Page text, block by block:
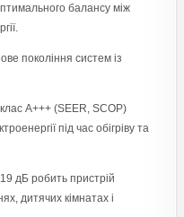
балансу між
покоління систем із
клас A+++ (SEER, SCOP)
під час обігріву та
дБ робить пристрій
дитячих кімнатах і